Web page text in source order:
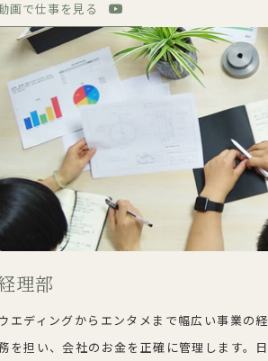
画で仕事を見る
理部
エディングからエンタメまで幅広い事業の
を担い、会社のお金を正確に管理します。